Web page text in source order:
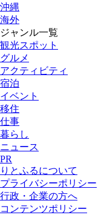
沖縄
海外
ジャンル一覧
観光スポット
グルメ
アクティビティ
宿泊
イベント
移住
仕事
暮らし
ニュース
PR
りとふるについて
プライバシーポリシー
行政・企業の方へ
コンテンツポリシー